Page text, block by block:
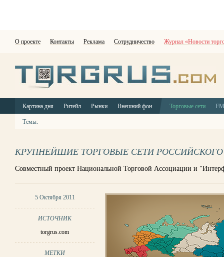
О проекте Контакты Реклама Сотрудничество Журнал «Новости
Картина дня Ритейл Рынки Внешний фон Торговые сети
Темы:
КРУПНЕЙШИЕ ТОРГОВЫЕ СЕТИ РОССИЙСКОГО
Совместный проект Национальной Торговой Ассоциации и
5 Октября 2011
ИСТОЧНИК
torgrus.com
МЕТКИ